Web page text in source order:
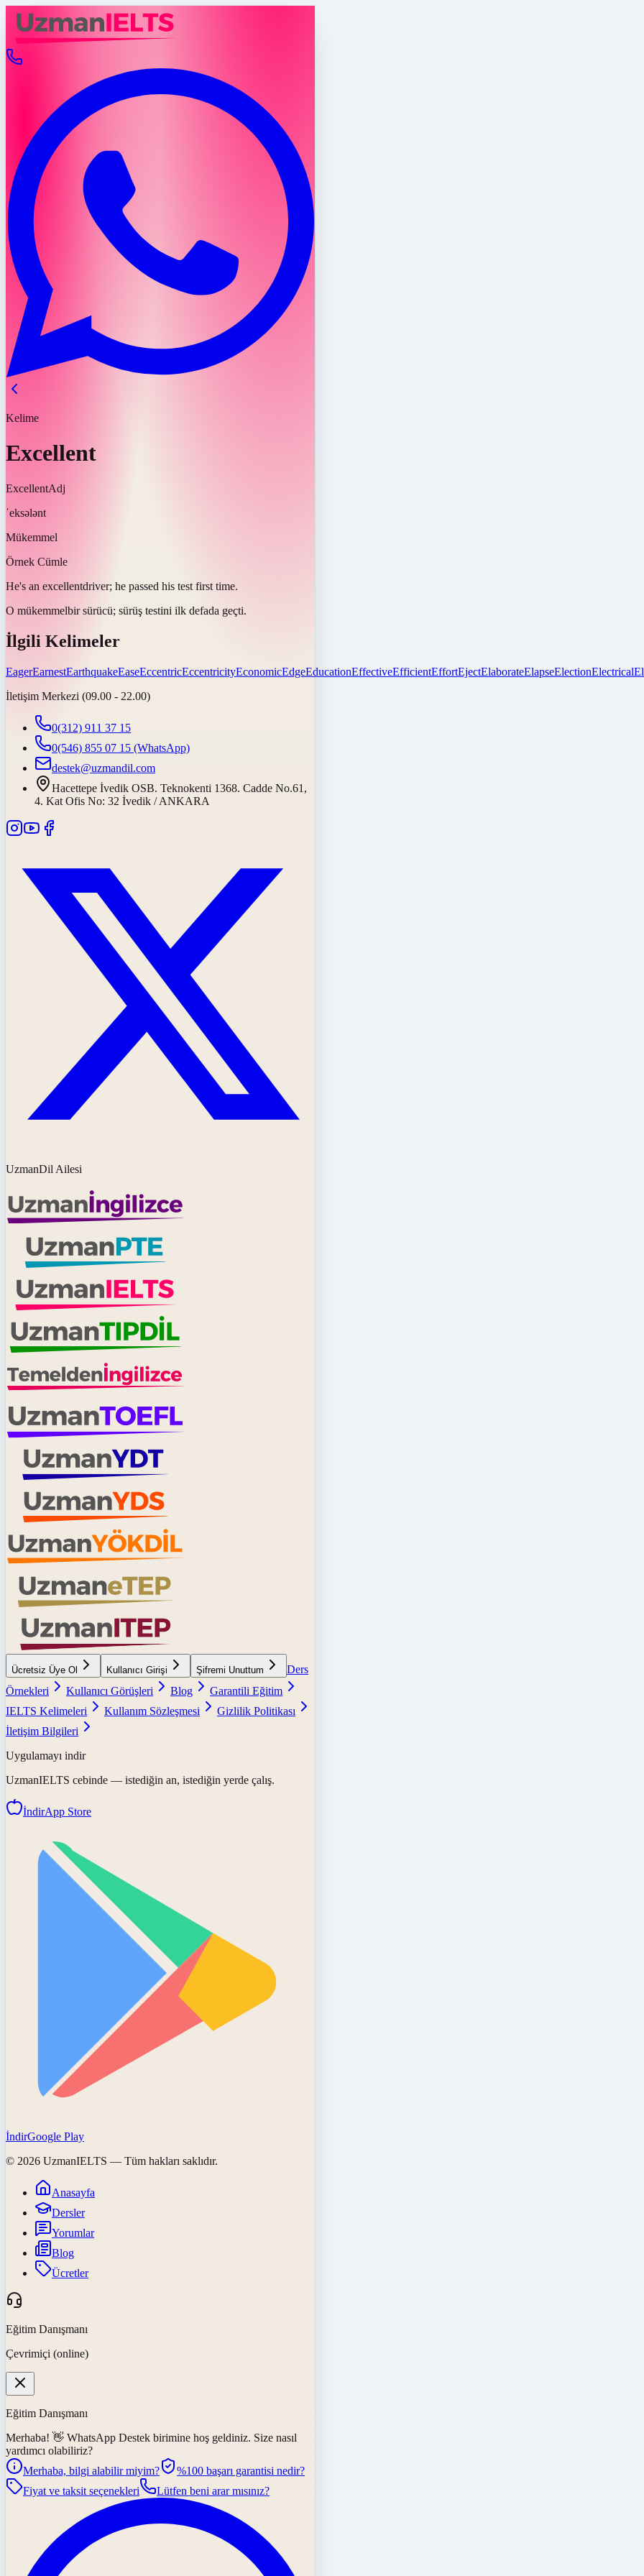
Kelime
Excellent
ExcellentAdj
ˈeksələnt
Mükemmel
Örnek Cümle
He's an excellentdriver; he passed his test first time.
O mükemmelbir sürücü; sürüş testini ilk defada geçti.
İlgili Kelimeler
EagerEarnestEarthquakeEaseEccentricEccentricityEconomicEdgeEducationEffectiveEfficientEffortEjectElaborateElapseElectionElectrical
İletişim Merkezi (09.00 - 22.00)
0(312) 911 37 15
0(546) 855 07 15 (WhatsApp)
destek@uzmandil.com
Hacettepe İvedik OSB. Teknokenti 1368. Cadde No.61,
4. Kat Ofis No: 32 İvedik / ANKARA
UzmanDil Ailesi
Ücretsiz Üye Ol Kullanıcı Girişi Şifremi Unuttum
Ders
Örnekleri
Kullanıcı Görüşleri Blog
Garantili Eğitim
IELTS Kelimeleri
Kullanım Sözleşmesi
Gizlilik Politikası
İletişim Bilgileri
Uygulamayı indir
UzmanIELTS cebinde — istediğin an, istediğin yerde çalış.
İndirApp Store
İndirGoogle Play
© 2026 UzmanIELTS — Tüm hakları saklıdır.
Anasayfa
Dersler
Yorumlar
Blog
Ücretler
Eğitim Danışmanı
Çevrimiçi (online)
Eğitim Danışmanı
Merhaba! 👋 WhatsApp Destek birimine hoş geldiniz. Size nasıl
yardımcı olabiliriz?
Merhaba, bilgi alabilir miyim?
%100 başarı garantisi nedir?
Fiyat ve taksit seçenekleri
Lütfen beni arar mısınız?